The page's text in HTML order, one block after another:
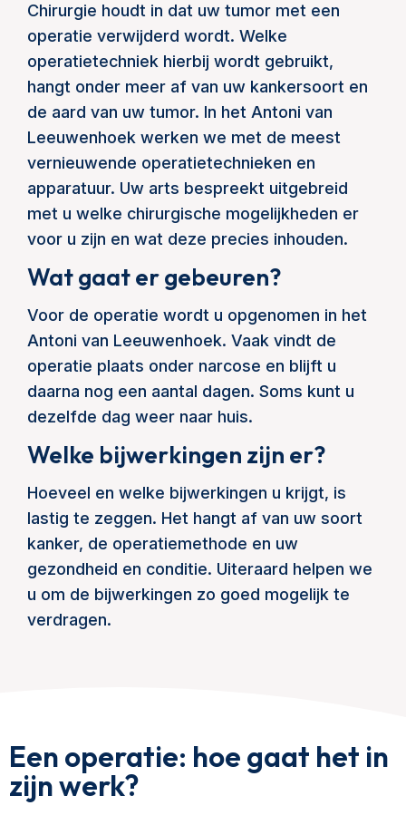
Chirurgie houdt in dat uw tumor met een
operatie verwijderd wordt. Welke
operatietechniek hierbij wordt gebruikt,
hangt onder meer af van uw kankersoort en
de aard van uw tumor. In het Antoni van
Leeuwenhoek werken we met de meest
vernieuwende operatietechnieken en
apparatuur. Uw arts bespreekt uitgebreid
met u welke chirurgische mogelijkheden er
voor u zijn en wat deze precies inhouden.
Wat gaat er gebeuren?
Voor de operatie wordt u opgenomen in het
Antoni van Leeuwenhoek. Vaak vindt de
operatie plaats onder narcose en blijft u
daarna nog een aantal dagen. Soms kunt u
dezelfde dag weer naar huis.
Welke bijwerkingen zijn er?
Hoeveel en welke bijwerkingen u krijgt, is
lastig te zeggen. Het hangt af van uw soort
kanker, de operatiemethode en uw
gezondheid en conditie. Uiteraard helpen we
u om de bijwerkingen zo goed mogelijk te
verdragen.
Een operatie: hoe gaat het in
zijn werk?